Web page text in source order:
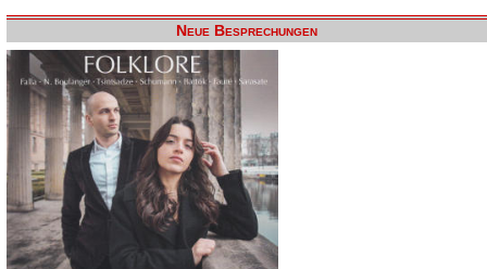
Neue Besprechungen